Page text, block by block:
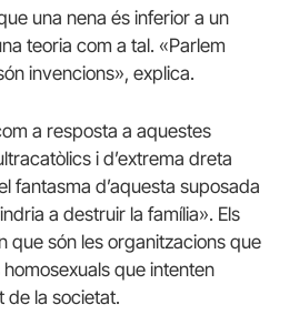
una nena és inferior a un
teoria com a tal. «Parlem
invencions», explica.
a resposta a aquestes
i d’extrema dreta
fantasma d’aquesta suposada
a destruir la família». Els
que són les organitzacions que
que intenten
de la societat.